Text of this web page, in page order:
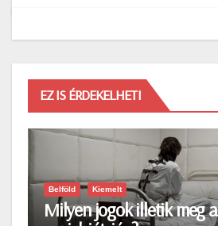
EZ IS ÉRDEKELHETI
Belföld Kiemelt
Milyen jogok illetik meg